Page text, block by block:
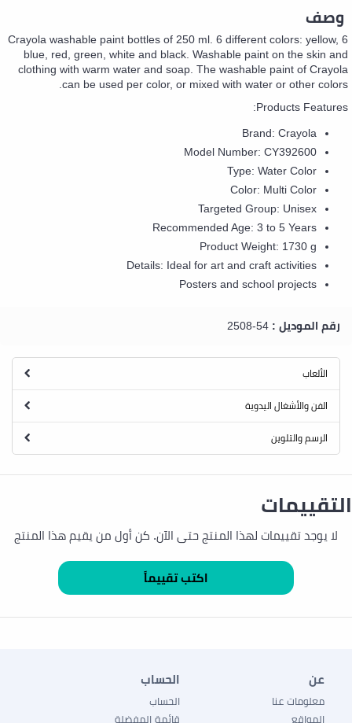
وصف
6 Crayola washable paint bottles of 250 ml. 6 different colors: yellow,
blue, red, green, white and black. Washable paint on the skin and
clothing with warm water and soap. The washable paint of Crayola
can be used per color, or mixed with water or other colors.
Products Features:
Brand: Crayola
Model Number: CY392600
Type: Water Color
Color: Multi Color
Targeted Group: Unisex
Recommended Age: 3 to 5 Years
Product Weight: 1730 g
Details: Ideal for art and craft activities
Posters and school projects
رقم الموديل : 54-2508
الألعاب
الفن والأشغال اليدوية
الرسم والتلوين
التقييمات
لا يوجد تقييمات لهذا المنتج حتى الآن. كن أول من يقيم هذا المنتج
عن
معلومات عنا
المواقع
الحساب
الحساب
قائمة المفضلة